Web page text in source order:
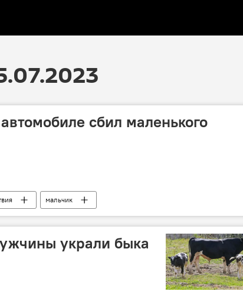
сбил маленького
мальчик
украли быка